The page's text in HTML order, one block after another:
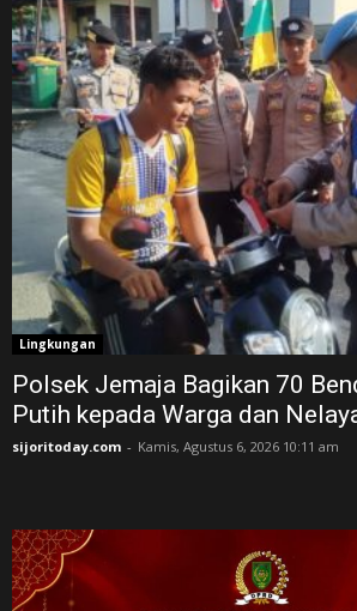
Lingkungan
Polsek Jemaja Bagikan 70
Putih kepada Warga dan
sijoritoday.com - Kamis, Agustus 6, 2026 10:11 am